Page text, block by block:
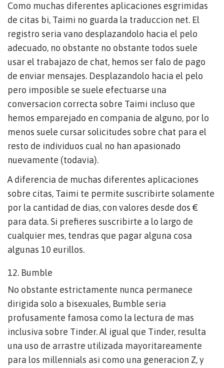
Como muchas diferentes aplicaciones esgrimidas
de citas bi, Taimi no guarda la traduccion net. El
registro seri­a vano desplazandolo hacia el pelo
adecuado, no obstante no obstante todos suele
usar el trabajazo de chat, hemos ser falo de pago
de enviar mensajes. Desplazandolo hacia el pelo
pero imposible se suele efectuarse una
conversacion correcta sobre Taimi incluso que
hemos emparejado en compania de alguno, por lo
menos suele cursar solicitudes sobre chat para el
resto de individuos cual no han apasionado
nuevamente (todavia).
A diferencia de muchas diferentes aplicaciones
sobre citas, Taimi te permite suscribirte solamente
por la cantidad de dias, con valores desde dos €
para data. Si prefieres suscribirte a lo largo de
cualquier mes, tendras que pagar alguna cosa
algunas 10 eurillos.
12. Bumble
No obstante estrictamente nunca permanece
dirigida solo a bisexuales, Bumble seri­a
profusamente famosa como la lectura de mas
inclusiva sobre Tinder. Al igual que Tinder, resulta
una uso de arrastre utilizada mayoritareamente
para los millennials asi­ como una generacion Z, y